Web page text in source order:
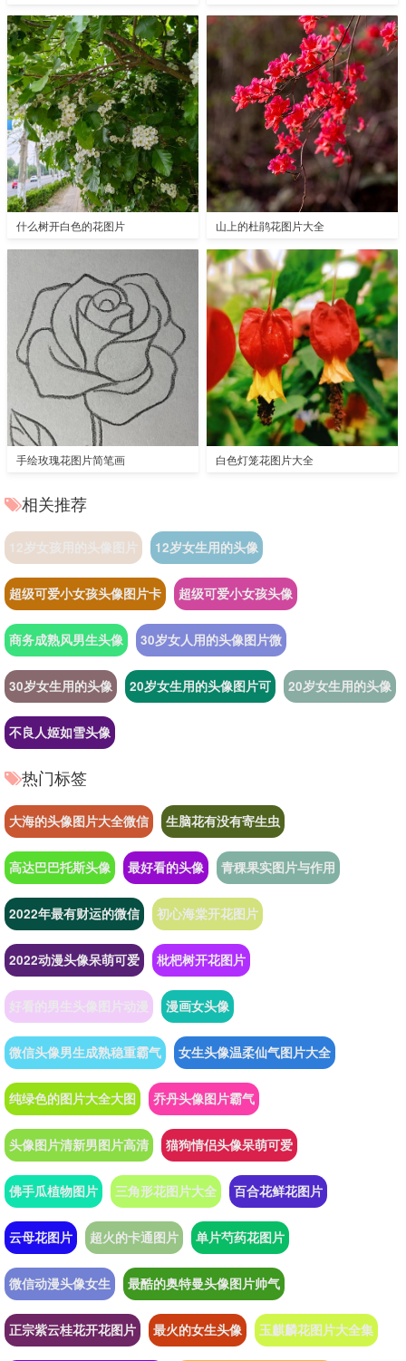
什么树开白色的花图片 山上的杜鹃花图片大全
手绘玫瑰花图片简笔画 白色灯笼花图片大全
相关推荐
12岁女孩用的头像图片 12岁女生用的头像
超级可爱小女孩头像图片卡 超级可爱小女孩头像
商务成熟风男生头像 30岁女人用的头像图片微
30岁女生用的头像 20岁女生用的头像图片可 20岁女生用的头像
不良人姬如雪头像
热门标签
大海的头像图片大全微信 生脑花有没有寄生虫
高达巴巴托斯头像 最好看的头像 青稞果实图片与作用
2022年最有财运的微信 初心海棠开花图片
2022动漫头像呆萌可爱 枇杷树开花图片
好看的男生头像图片动漫 漫画女头像
微信头像男生成熟稳重霸气 女生头像温柔仙气图片大全
纯绿色的图片大全大图 乔丹头像图片霸气
头像图片清新男图片高清 猫狗情侣头像呆萌可爱
佛手瓜植物图片 三角形花图片大全 百合花鲜花图片
云母花图片 超火的卡通图片 单片芍药花图片
微信动漫头像女生 最酷的奥特曼头像图片帅气
正宗紫云桂花开花图片 最火的女生头像 玉麒麟花图片大全集